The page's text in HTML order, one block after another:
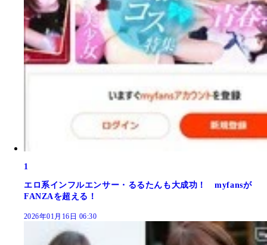
1
エロ系インフルエンサー・るるたんも大成功！ myfansが
FANZAを超える！
2026年01月16日 06:30